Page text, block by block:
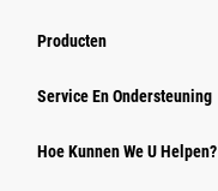
Producten
Service En Ondersteuning
Hoe Kunnen We U Helpen?